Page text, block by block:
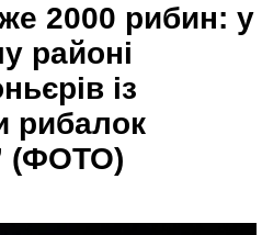
2000 рибин: у
районі
із
рибалок
(ФОТО)